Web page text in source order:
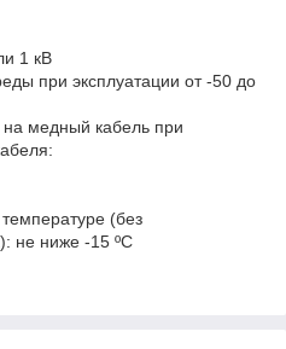
1 кВ
при эксплуатации от -50 до
медный кабель при
(без
не ниже -15 ºС